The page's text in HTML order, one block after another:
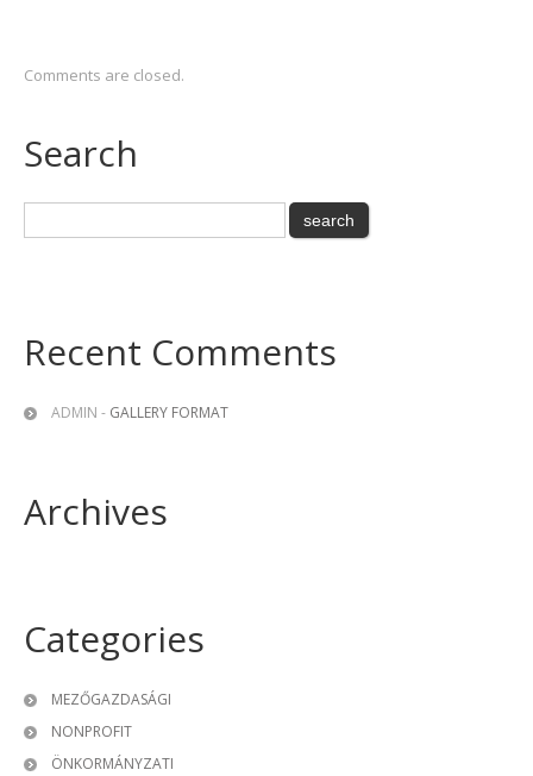
Comments are closed.
Search
Recent Comments
ADMIN - GALLERY FORMAT
Archives
Categories
MEZŐGAZDASÁGI
NONPROFIT
ÖNKORMÁNYZATI